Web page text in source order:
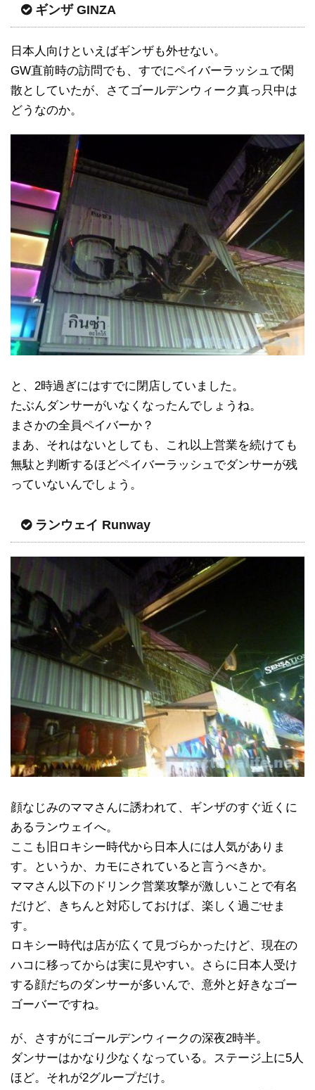
ギンザ GINZA
日本人向けといえばギンザも外せない。
GW直前時の訪問でも、すでにペイバーラッシュで閑
散としていたが、さてゴールデンウィーク真っ只中は
どうなのか。
と、2時過ぎにはすでに閉店していました。
たぶんダンサーがいなくなったんでしょうね。
まさかの全員ペイバーか？
まあ、それはないとしても、これ以上営業を続けても
無駄と判断するほどペイバーラッシュでダンサーが残
っていないんでしょう。
ランウェイ Runway
顔なじみのママさんに誘われて、ギンザのすぐ近くに
あるランウェイへ。
ここも旧ロキシー時代から日本人には人気がありま
す。というか、カモにされていると言うべきか。
ママさん以下のドリンク営業攻撃が激しいことで有名
だけど、きちんと対応しておけば、楽しく過ごせま
す。
ロキシー時代は店が広くて見づらかったけど、現在の
ハコに移ってからは実に見やすい。さらに日本人受け
する顔だちのダンサーが多いんで、意外と好きなゴー
ゴーバーですね。
が、さすがにゴールデンウィークの深夜2時半。
ダンサーはかなり少なくなっている。ステージ上に5人
ほど。それが2グループだけ。